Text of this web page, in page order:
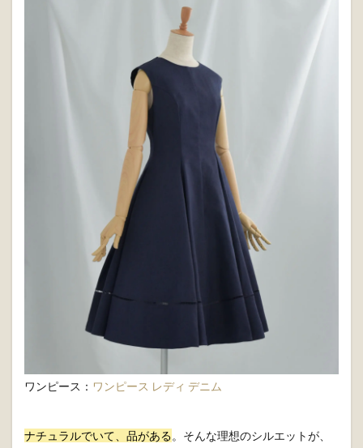
ワンピース： ワンピース レディ デニム
ナチュラルでいて、品がある。そんな理想のシルエットが、